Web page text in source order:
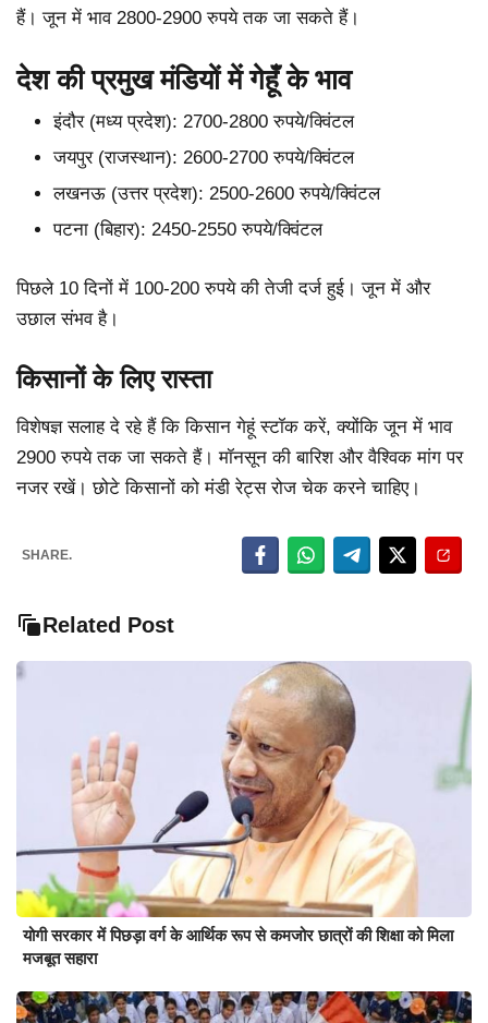
हैं। जून में भाव 2800-2900 रुपये तक जा सकते हैं।
देश की प्रमुख मंडियों में गेहूँ के भाव
इंदौर (मध्य प्रदेश): 2700-2800 रुपये/क्विंटल
जयपुर (राजस्थान): 2600-2700 रुपये/क्विंटल
लखनऊ (उत्तर प्रदेश): 2500-2600 रुपये/क्विंटल
पटना (बिहार): 2450-2550 रुपये/क्विंटल
पिछले 10 दिनों में 100-200 रुपये की तेजी दर्ज हुई। जून में और
उछाल संभव है।
किसानों के लिए रास्ता
विशेषज्ञ सलाह दे रहे हैं कि किसान गेहूं स्टॉक करें, क्योंकि जून में भाव
2900 रुपये तक जा सकते हैं। मॉनसून की बारिश और वैश्विक मांग पर
नजर रखें। छोटे किसानों को मंडी रेट्स रोज चेक करने चाहिए।
SHARE.
Related Post
योगी सरकार में पिछड़ा वर्ग के आर्थिक रूप से कमजोर छात्रों की शिक्षा को मिला
मजबूत सहारा